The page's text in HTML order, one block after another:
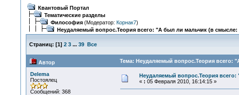
Квантовый Портал
Тематические разделы
Философия(Модератор: Корнак7)
Неудаляемый вопрос.Теория всего: "А был ли мальчик (в смысле:
Страниц: [1] 2 3 ... 39 Все
Автор Тема: Неудаляемый вопрос.Теория всего:
Delema
Постоялец
Сообщений: 368
Неудаляемый вопрос.Теория
« : 05 Февраля 2010, 16:14:15 »